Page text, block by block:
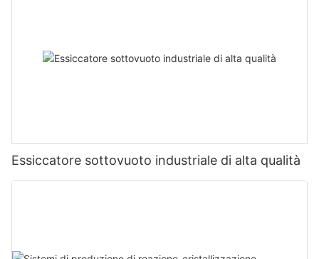
Essiccatore sottovuoto industriale di alta qualità